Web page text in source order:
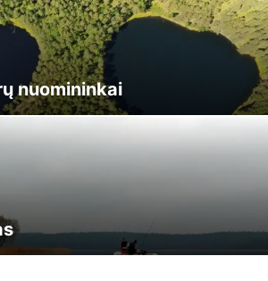
ZARASŲ RAJONAS ŽUVŲ IŠTEKLIAI
ŽUVYS ŽVEJYBA
ŽVEJYBOS ĮRANGA
nuomininkai